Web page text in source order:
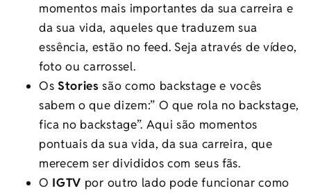
momentos mais importantes da sua carreira e
da sua vida, aqueles que traduzem sua
essência, estão no feed. Seja através de vídeo,
foto ou carrossel.
OsStories são como backstage e vocês
sabem o que dizem:” O que rola no backstage,
fica no backstage”. Aqui são momentos
pontuais da sua vida, da sua carreira, que
merecem ser divididos com seus fãs.
O IGTV por outro lado pode funcionar como